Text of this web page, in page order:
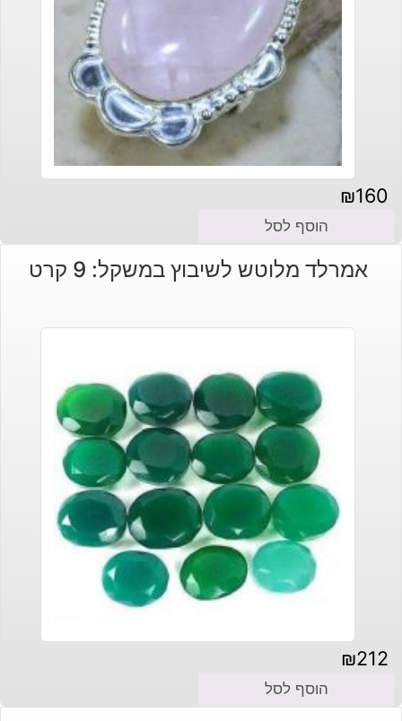
₪160
הוסף לסל
אמרלד מלוטש לשיבוץ במשקל: 9 קרט
₪212
הוסף לסל